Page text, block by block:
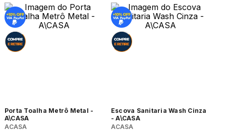
Porta Toalha Metrô Metal -
A\CASA
ACASA
Escova Sanitaria Wash Cinza
- A\CASA
ACASA